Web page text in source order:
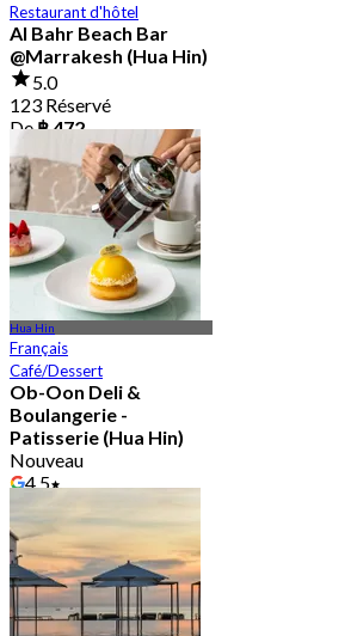
Restaurant d'hôtel
Al Bahr Beach Bar
@Marrakesh (Hua Hin)
5.0
123 Réservé
De฿ 472
Hua Hin
Français
Café/Dessert
Ob-Oon Deli &
Boulangerie -
Patisserie (Hua Hin)
Nouveau
4.5